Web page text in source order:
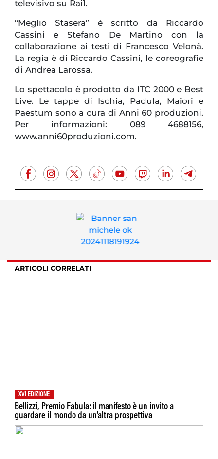
televisivo su Rai1.
“Meglio Stasera” è scritto da Riccardo
Cassini e Stefano De Martino con la
collaborazione ai testi di Francesco Velonà.
La regia è di Riccardo Cassini, le coreografie
di Andrea Larossa.
Lo spettacolo è prodotto da ITC 2000 e Best
Live. Le tappe di Ischia, Padula, Maiori e
Paestum sono a cura di Anni 60 produzioni.
Per informazioni: 089 4688156,
www.anni60produzioni.com.
ARTICOLI CORRELATI
XVI EDIZIONE
Bellizzi, Premio Fabula: il manifesto è un invito a
guardare il mondo da un'altra prospettiva